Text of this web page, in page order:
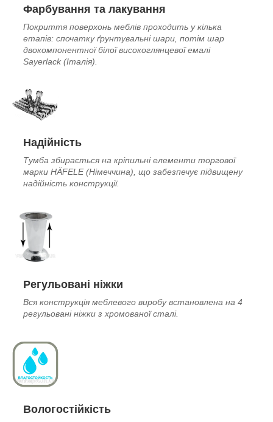
Фарбування та лакування
Покриття поверхонь меблів проходить у кілька
етапів: спочатку ґрунтувальні шари, потім шар
двокомпонентної білої високоглянцевої емалі
Sayerlack (Італія).
Надійність
Тумба збирається на кріпильні елементи торгової
марки HÄFELE (Німеччина), що забезпечує підвищену
надійність конструкції.
Регульовані ніжки
Вся конструкція меблевого виробу встановлена на 4
регульовані ніжки з хромованої сталі.
Вологостійкість